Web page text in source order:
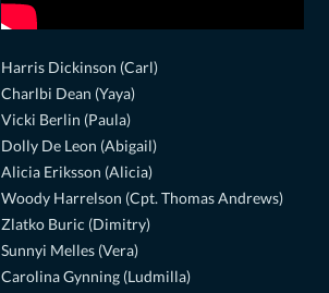
Harris Dickinson (Carl)
Charlbi Dean (Yaya)
Vicki Berlin (Paula)
Dolly De Leon (Abigail)
Alicia Eriksson (Alicia)
Woody Harrelson (Cpt. Thomas Andrews)
Zlatko Buric (Dimitry)
Sunnyi Melles (Vera)
Carolina Gynning (Ludmilla)